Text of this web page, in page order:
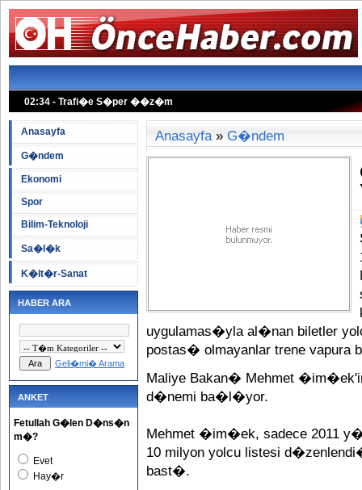
02:34 - Trafi�e S�per ��z�m
02:23 - Mubarek in Durumu Kritik
Anasayfa
G�ndem
Ekonomi
Spor
Bilim-Teknoloji
Sa�l�k
K�lt�r-Sanat
HABER ARA
Geli�mi� Arama
ANKET
Fetullah G�len D�ns�n
m�?
Evet
Hay�r
Anasayfa» G�ndem
uygulamas�yla al�nan biletler
postas� olmayanlar trene vapura
Maliye Bakan� Mehmet
d�nemi ba�l�yor.
Mehmet �im�ek, sadece 2011
10 milyon yolcu listesi
bast�.